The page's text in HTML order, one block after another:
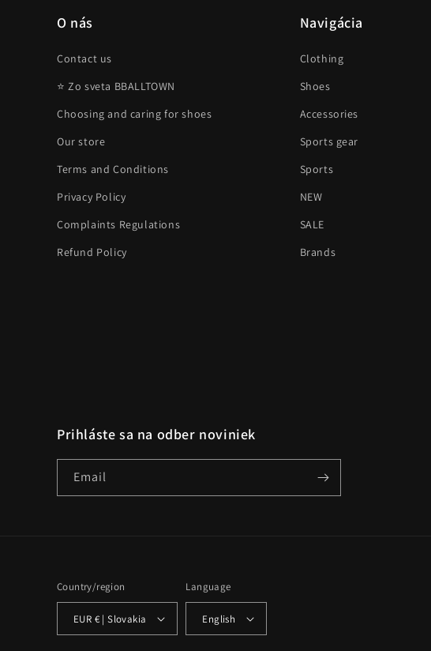
O nás
Contact us
⭐ Zo sveta BBALLTOWN
Choosing and caring for shoes
Our store
Terms and Conditions
Privacy Policy
Complaints Regulations
Refund Policy
Navigácia
Clothing
Shoes
Accessories
Sports gear
Sports
NEW
SALE
Brands
Prihláste sa na odber noviniek
Email
Country/region
EUR € | Slovakia
Language
English